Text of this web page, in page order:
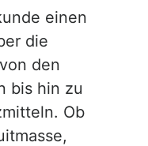
einen
die
den
bis hin zu
Ob